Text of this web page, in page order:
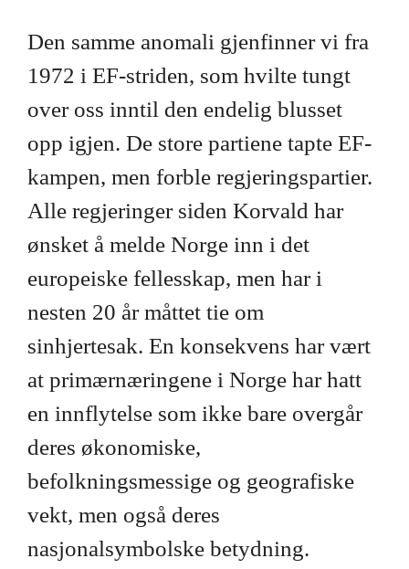
Den samme anomali gjenfinner vi fra
1972 i EF-striden, som hvilte tungt
over oss inntil den endelig blusset
opp igjen. De store partiene tapte EF-
kampen, men forble regjeringspartier.
Alle regjeringer siden Korvald har
ønsket å melde Norge inn i det
europeiske fellesskap, men har i
nesten 20 år måttet tie om
sinhjertesak. En konsekvens har vært
at primærnæringene i Norge har hatt
en innflytelse som ikke bare overgår
deres økonomiske,
befolkningsmessige og geografiske
vekt, men også deres
nasjonalsymbolske betydning.